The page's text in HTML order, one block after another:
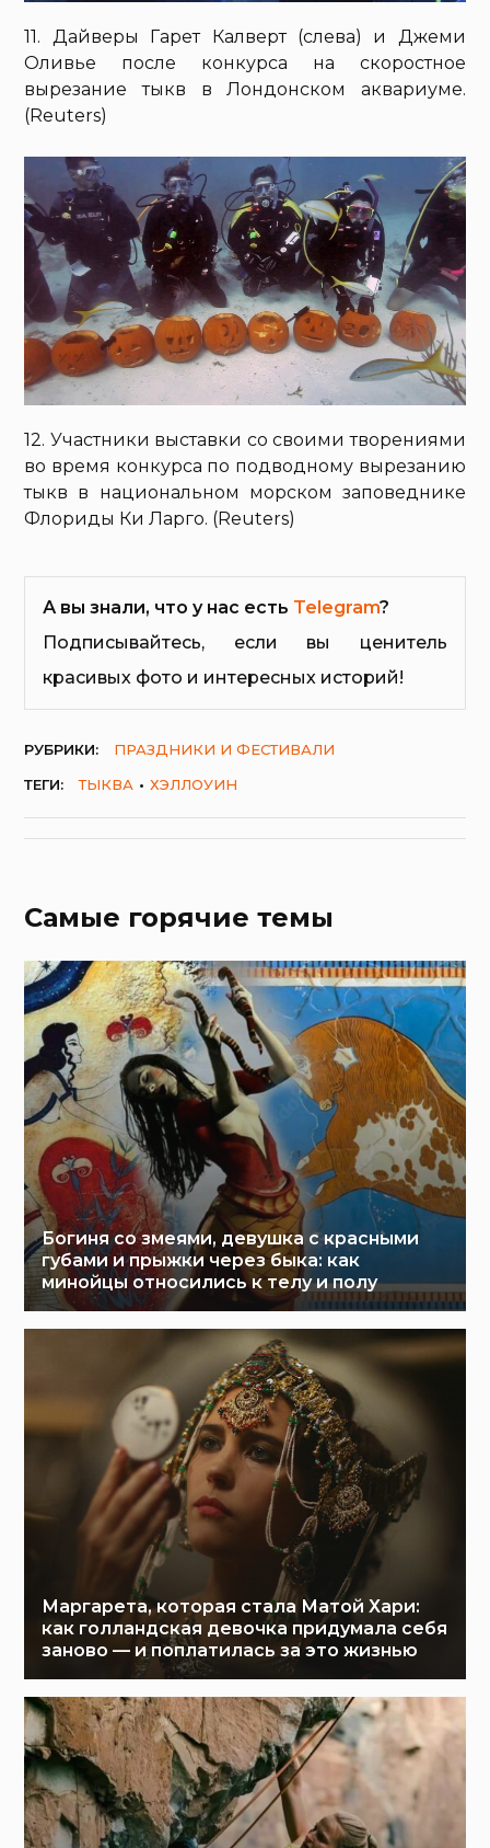
11. Дайверы Гарет Калверт (слева) и Джеми
Оливье после конкурса на скоростное
вырезание тыкв в Лондонском аквариуме.
(Reuters)
12. Участники выставки со своими творениями
во время конкурса по подводному вырезанию
тыкв в национальном морском заповеднике
Флориды Ки Ларго. (Reuters)
А вы знали, что у нас есть Telegram?
Подписывайтесь, если вы ценитель
красивых фото и интересных историй!
РУБРИКИ:
ПРАЗДНИКИ И ФЕСТИВАЛИ
ТЕГИ:
ТЫКВА ХЭЛЛОУИН
Самые горячие темы
Богиня со змеями, девушка с красными
губами и прыжки через быка: как
минойцы относились к телу и полу
Маргарета, которая стала Матой Хари:
как голландская девочка придумала себя
заново — и поплатилась за это жизнью